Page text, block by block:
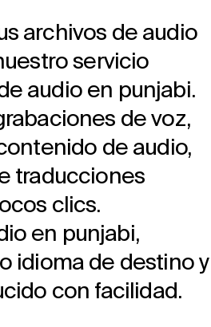
archivos de audio
servicio
audio en punjabi.
de voz,
de audio,
traducciones
clics.
en punjabi,
idioma de destino y
con facilidad.